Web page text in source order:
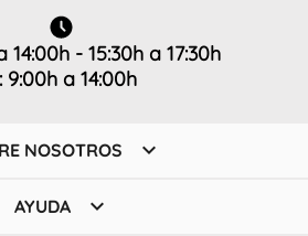
14:00h - 15:30h a 17:30h
9:00h a 14:00h
NOSOTROS 
AYUDA 